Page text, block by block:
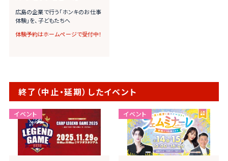
広島の企業で行う「ホンキのお仕事
体験」を、子どもたちへ
体験予約はホームページで受付中！
終了（中止・延期）したイベント